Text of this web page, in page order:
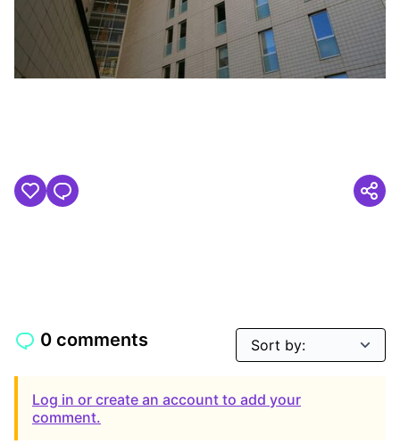
0 comments
Log in or create an account to add your
comment.